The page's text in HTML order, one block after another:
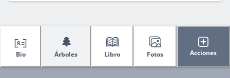
Bio
🌲
Árboles Libro Fotos Acciones